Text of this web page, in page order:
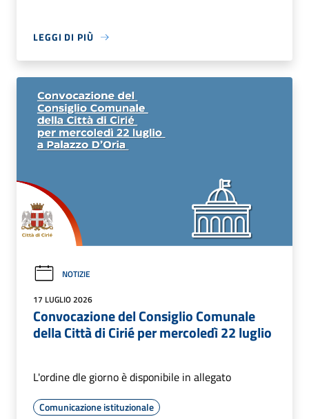
LEGGI DI PIÙ
NOTIZIE
17 LUGLIO 2026
Convocazione del Consiglio Comunale
della Città di Cirié per mercoledì 22 luglio
L'ordine dle giorno è disponibile in allegato
Comunicazione istituzionale